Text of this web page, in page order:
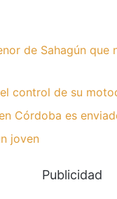
de Sahagún que
control de su
Córdoba es
joven
Publicidad